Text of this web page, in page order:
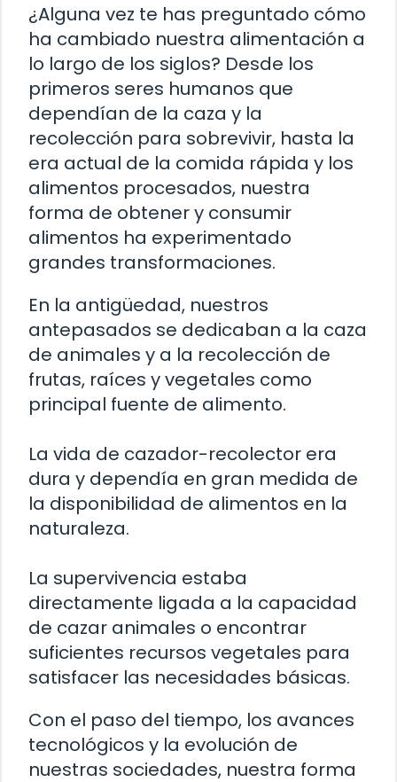
¿Alguna vez te has preguntado cómo
ha cambiado nuestra alimentación a
lo largo de los siglos? Desde los
primeros seres humanos que
dependían de la caza y la
recolección para sobrevivir, hasta la
era actual de la comida rápida y los
alimentos procesados, nuestra
forma de obtener y consumir
alimentos ha experimentado
grandes transformaciones.
En la antigüedad, nuestros
antepasados se dedicaban a la caza
de animales y a la recolección de
frutas, raíces y vegetales como
principal fuente de alimento.
La vida de cazador-recolector era
dura y dependía en gran medida de
la disponibilidad de alimentos en la
naturaleza.
La supervivencia estaba
directamente ligada a la capacidad
de cazar animales o encontrar
suficientes recursos vegetales para
satisfacer las necesidades básicas.
Con el paso del tiempo, los avances
tecnológicos y la evolución de
nuestras sociedades, nuestra forma